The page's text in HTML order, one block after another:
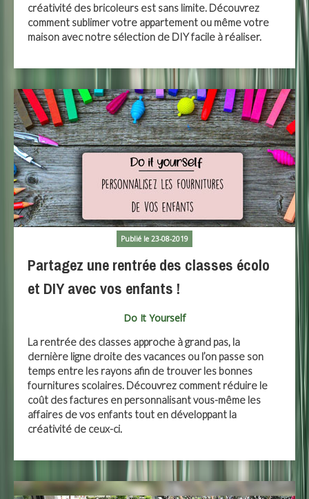
créativité des bricoleurs est sans limite. Découvrez
comment sublimer votre appartement ou même votre
maison avec notre sélection de DIY facile à réaliser.
Publié le 23-08-2019
Partagez une rentrée des classes écolo
et DIY avec vos enfants !
Do It Yourself
La rentrée des classes approche à grand pas, la
dernière ligne droite des vacances ou l’on passe son
temps entre les rayons afin de trouver les bonnes
fournitures scolaires. Découvrez comment réduire le
coût des factures en personnalisant vous-même les
affaires de vos enfants tout en développant la
créativité de ceux-ci.